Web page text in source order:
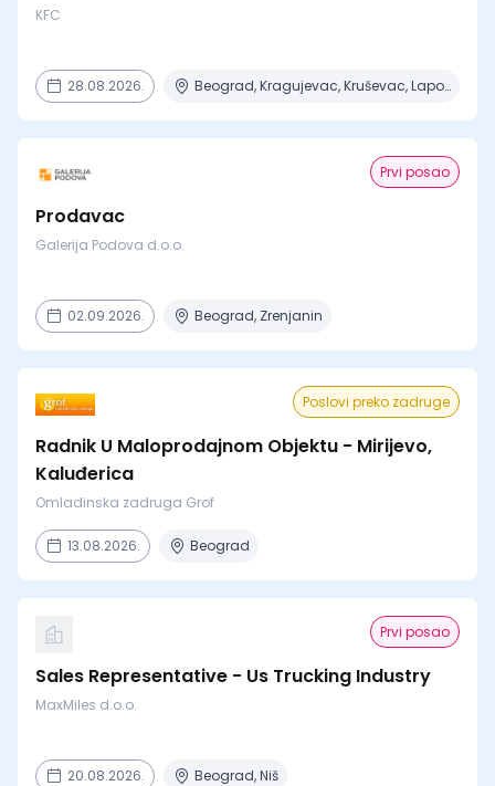
KFC
28.08.2026. Beograd, Kragujevac, Kruševac, Lapovo, Niš + 4 mesta
Prvi posao
Prodavac
Galerija Podova d.o.o.
02.09.2026. Beograd, Zrenjanin
Poslovi preko zadruge
Radnik U Maloprodajnom Objektu - Mirijevo,
Kaluđerica
Omladinska zadruga Grof
13.08.2026. Beograd
Prvi posao
Sales Representative - Us Trucking Industry
MaxMiles d.o.o.
20.08.2026. Beograd, Niš